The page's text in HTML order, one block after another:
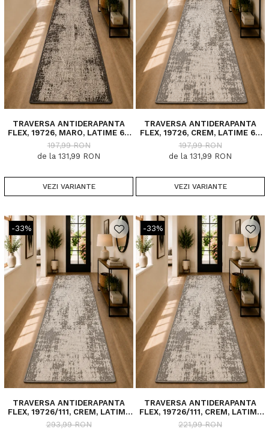
TRAVERSA ANTIDERAPANTA
FLEX, 19726, MARO, LATIME 67
CM, DIVERSE LUNGIMI
197,99 RON
de la 131,99 RON
VEZI VARIANTE
TRAVERSA ANTIDERAPANTA
FLEX, 19726, CREM, LATIME 67
CM, DIVERSE LUNGIMI
197,99 RON
de la 131,99 RON
VEZI VARIANTE
-33%
TRAVERSA ANTIDERAPANTA
FLEX, 19726/111, CREM, LATIME
100 CM, DIVERSE LUNGIMI
293,99 RON
-33%
TRAVERSA ANTIDERAPANTA
FLEX, 19726/111, CREM, LATIME
75 CM, DIVERSE LUNGIMI
221,99 RON